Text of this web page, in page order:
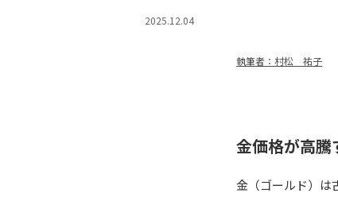
2025.12.04
執筆者：村松 祐子
金価格が高騰
金（ゴールド）は